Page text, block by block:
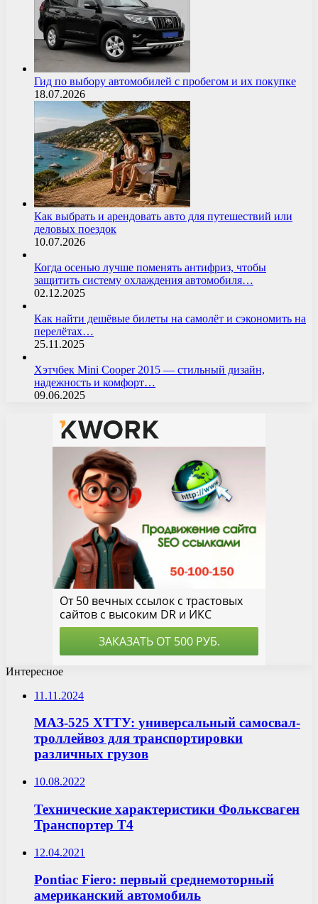
Гид по выбору автомобилей с пробегом и их покупке
18.07.2026
Как выбрать и арендовать авто для путешествий или
деловых поездок
10.07.2026
Когда осенью лучше поменять антифриз, чтобы
защитить систему охлаждения автомобиля…
02.12.2025
Как найти дешёвые билеты на самолёт и сэкономить на
перелётах…
25.11.2025
Хэтчбек Mini Cooper 2015 — стильный дизайн,
надежность и комфорт…
09.06.2025
Интересное
11.11.2024
МАЗ-525 ХТТУ: универсальный самосвал-
троллейвоз для транспортировки
различных грузов
10.08.2022
Технические характеристики Фольксваген
Транспортер Т4
12.04.2021
Pontiac Fiero: первый среднемоторный
американский автомобиль